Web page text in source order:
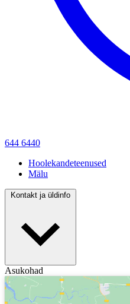
644 6440
Hoolekandeteenused
Mälu
Kontakt ja üldinfo
Asukohad